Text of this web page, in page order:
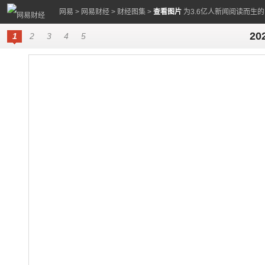
网易 > 网易财经 > 财经图集 > 查看图片 为3.6亿人新闻阅读而生
1 2 3 4 5